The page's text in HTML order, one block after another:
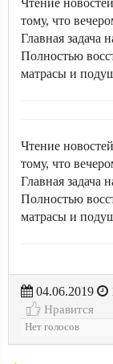
Чтение
тому, что
Главная задача
Полностью
матрасы и
Чтение
тому, что
Главная задача
Полностью
матрасы и
04.06.2019
Нравится
Нет голосов